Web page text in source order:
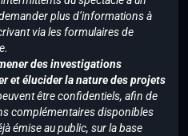
plus d’informations à
via les formulaires de
des investigations
et élucider la nature des projets
être confidentiels, afin de
complémentaires disponibles
émise au public, sur la base